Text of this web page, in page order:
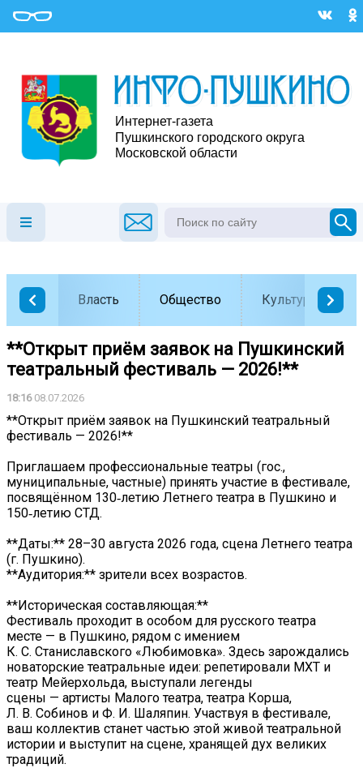
Власть Общество Культура
**Открыт приём заявок на Пушкинский
театральный фестиваль — 2026!**
18:1608.07.2026
**Открыт приём заявок на Пушкинский театральный
фестиваль — 2026!**
Приглашаем профессиональные театры (гос.,
муниципальные, частные) принять участие в фестивале,
посвящённом 130‑летию Летнего театра в Пушкино и
150‑летию СТД.
**Даты:** 28–30 августа 2026 года, сцена Летнего театра
(г. Пушкино).
**Аудитория:** зрители всех возрастов.
**Историческая составляющая:**
Фестиваль проходит в особом для русского театра
месте — в Пушкино, рядом с имением
К. С. Станиславского «Любимовка». Здесь зарождались
новаторские театральные идеи: репетировали МХТ и
театр Мейерхольда, выступали легенды
сцены — артисты Малого театра, театра Корша,
Л. В. Собинов и Ф. И. Шаляпин. Участвуя в фестивале,
ваш коллектив станет частью этой живой театральной
истории и выступит на сцене, хранящей дух великих
традиций.